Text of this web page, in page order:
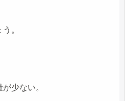
。
少ない。